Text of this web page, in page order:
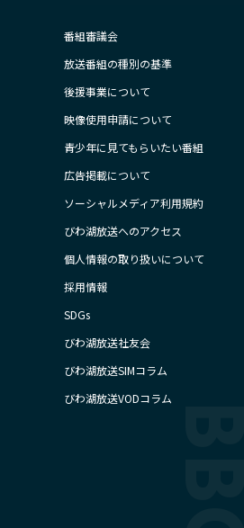
番組審議会
放送番組の種別の基準
後援事業について
映像使用申請について
青少年に見てもらいたい番組
広告掲載について
ソーシャルメディア利用規約
びわ湖放送へのアクセス
個人情報の取り扱いについて
採用情報
SDGs
びわ湖放送社友会
びわ湖放送SIMコラム
びわ湖放送VODコラム